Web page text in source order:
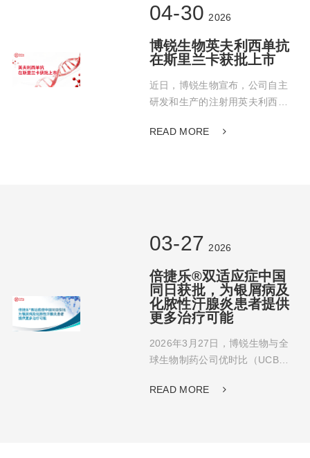
04-30 2026
博锐生物英夫利西单抗
在斯里兰卡获批上市
近日，博锐生物宣布，公司自主
研发和生产的注射用英夫利西单
国家药品监督管理局（NMRA）批
READ MORE
03-27 2026
倍捷乐®双适应症中国
同日获批，为银屑病及
化脓性汗腺炎患者提供
更多治疗可能
2026年3月27日，博锐生物与全
球生物制药公司优时比（UCB）
*（商品名：倍捷乐®）双适应症
READ MORE